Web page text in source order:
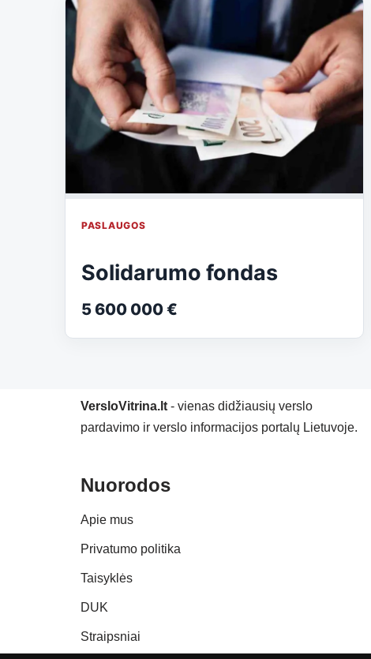
PASLAUGOS
Solidarumo fondas
5 600 000 €
VersloVitrina.lt - vienas didžiausių verslo
pardavimo ir verslo informacijos portalų Lietuvoje.
Nuorodos
Apie mus
Privatumo politika
Taisyklės
DUK
Straipsniai